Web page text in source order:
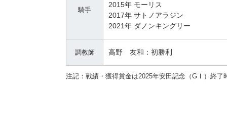
騎手
2015年 モーリス
2017年 サトノアラジン
2021年 ダノンキングリー
調教師 高野 友和：初勝利
注記： 戦績・獲得賞金は2025年安田記念（GⅠ）終了